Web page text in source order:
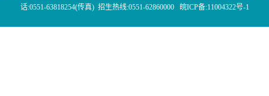
话:0551-63818254(传真) 招生热线:0551-62860000 皖ICP备:11004322号-1